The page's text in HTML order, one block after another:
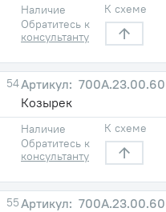
Наличие
Обратитесь к
консультанту
К схеме
54
Козырек
Наличие
Обратитесь к
консультанту
К схеме
55